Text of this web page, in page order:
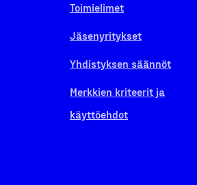
Toimielimet
Jäsenyritykset
Yhdistyksen säännöt
Merkkien kriteerit ja
käyttöehdot